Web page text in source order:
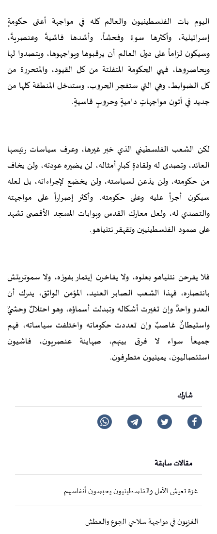
اليوم بات الفلسطينيون والعالم كله في مواجهة أعتى حكومةٍ
إسرائيلية، وأكثرها سوءً وفحشاً، وأشدها فاشيةً وعنصريةً،
وسيكون لزاماً على دول العالم أن يرقبوها ويواجهوها، ويتصدوا لها
ويحاصروها، فهي الحكومة المتفلتة من كل القيود، والمتحررة من
كل الضوابط، وهي التي ستفجر الحروب، وستدخل المنطقة كلها من
جديد في أتون مواجهاتٍ داميةٍ وحروبٍ قاسيةٍ.
لكن الشعب الفلسطيني الذي خبر غيرها، وعرف سياسات رئيسها
العائد، وتصدى له ولقادةٍ كبارٍ أمثاله، لن يضيره عودته، ولن يخاف
من حكومته، ولن يذعن لسياسته، ولن يخضع لإجراءاته، بل لعله
سيكون أجرأ عليه وعلى حكومته، وأكثر إصراراً على مواجهته
والتصدي له، ولعل معارك القدس وبوابات المسجد الأقصى تشهد
على صمود الفلسطينيين وتقهقر نتنياهو.
فلا يفرحن نتنياهو بعلوه، ولا يفاخرن إيتمار بفوزه، ولا سموتريتش
بانتصاره، فهذا الشعب الصابر العنيد، المؤمن الواثق، يدرك أن
العدو واحدٌ وإن تغيرت أشكاله وتبدلت أسماؤه، وهو احتلالٌ وحشيٌ
واستيطانٌ غاصبٌ وإن تعددت حكوماته واختلفت سياساته، فهم
جميعاً سواء لا فرق بينهم، صهاينة عنصريون، فاشيون
استئصاليون، يمينيون متطرفون.
شارك
مقالات سابقة
غزة تعيش الأمل والفلسطينيون يحبسون أنفاسهم
الغزيون في مواجهة سلاحي الجوع والعطش